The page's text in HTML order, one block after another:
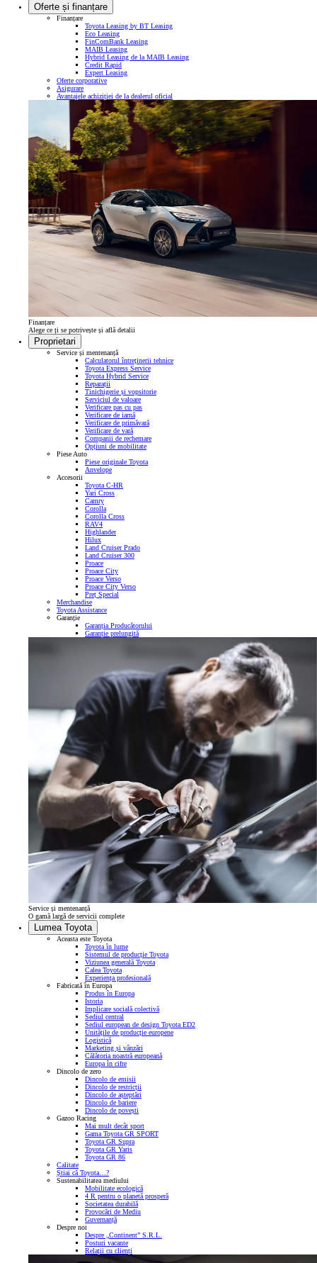
Oferte și finanțare
Finanțare
Toyota Leasing by BT Leasing
Eco Leasing
FinComBank Leasing
MAIB Leasing
Hybrid Leasing de la MAIB Leasing
Credit Rapid
Expert Leasing
Oferte corporative
Asigurare
Avantajele achiziției de la dealerul oficial
Finanțare
Alege ce ți se potrivește și află detalii
Proprietari
Service și mentenanță
Calculatorul întreținerii tehnice
Toyota Express Service
Toyota Hybrid Service
Reparații
Tinichigerie și vopsitorie
Serviciul de valoare
Verificare pas cu pas
Verificare de iarnă
Verificare de primăvară
Verificare de vară
Companii de rechemare
Opțiuni de mobilitate
Piese Auto
Piese originale Toyota
Anvelope
Accesorii
Toyota C-HR
Yari Cross
Camry
Corolla
Corolla Cross
RAV4
Highlander
Hilux
Land Cruiser Prado
Land Cruiser 300
Proace
Proace City
Proace Verso
Proace City Verso
Preț Special
Merchandise
Toyota Assistance
Garanție
Garanția Producătorului
Garanție prelungită
Service și mentenanță
O gamă largă de servicii complete
Lumea Toyota
Aceasta este Toyota
Toyota în lume
Sistemul de producție Toyota
Viziunea generală Toyota
Calea Toyota
Experiența profesională
Fabricată în Europa
Produs în Europa
Istoria
Implicare socială colectivă
Sediul central
Sediul european de design Toyota ED2
Unitățile de producție europene
Logistică
Marketing și vânzări
Călătoria noastră europeană
Europa în cifre
Dincolo de zero
Dincolo de emisii
Dincolo de restricții
Dincolo de așteptări
Dincolo de bariere
Dincolo de povești
Gazoo Racing
Mai mult decât sport
Gama Toyota GR SPORT
Toyota GR Supra
Toyota GR Yaris
Toyota GR 86
Calitate
Știai că Toyota…?
Sustenabilitatea mediului
Mobilitate ecologică
4 R pentru o planetă prosperă
Societatea durabilă
Provocări de Mediu
Guvernanță
Despre noi
Despre „Continent” S.R.L.
Posturi vacante
Relații cu clienți